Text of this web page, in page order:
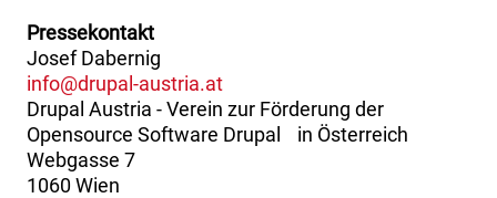
Pressekontakt
Josef Dabernig
info@drupal-austria.at
Drupal Austria - Verein zur Förderung der
Opensource Software Drupal in Österreich
Webgasse 7
1060 Wien